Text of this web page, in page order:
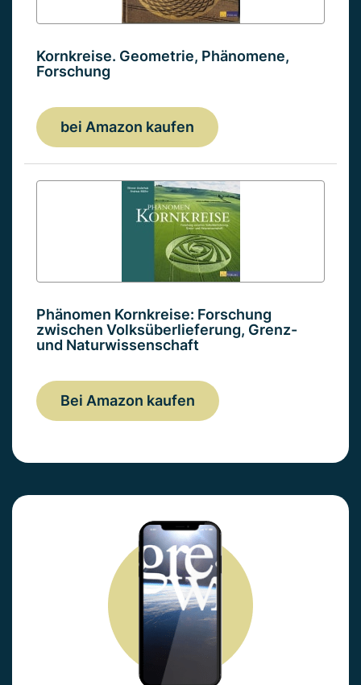
Kornkreise. Geometrie, Phänomene,
Forschung
bei Amazon kaufen
Phänomen Kornkreise: Forschung
zwischen Volksüberlieferung, Grenz-
und Naturwissenschaft
Bei Amazon kaufen